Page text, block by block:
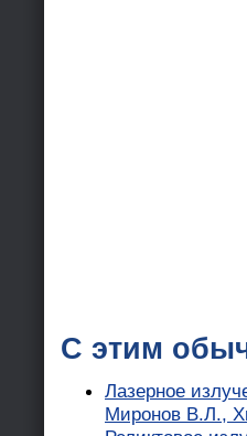
С этим
Лазерное
Миронов В.Л.,